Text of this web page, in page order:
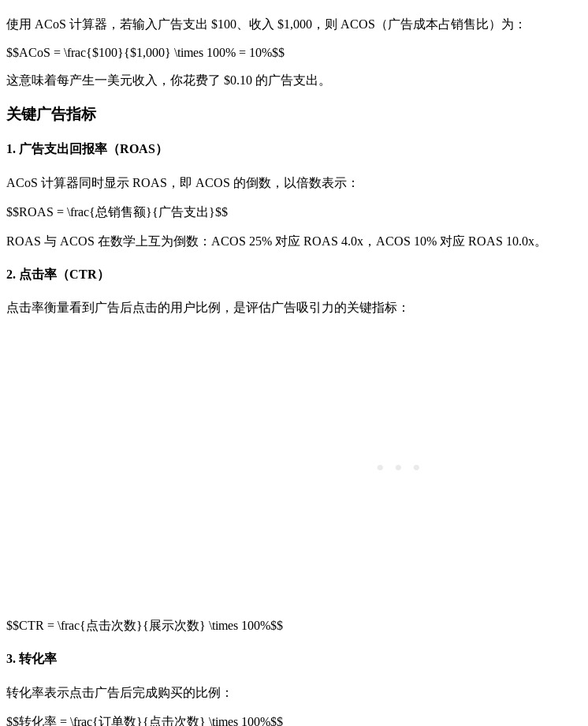
使用 ACoS 计算器，若输入广告支出 $100、收入 $1,000，则 ACOS（广告成本占销售比）为：
$$ACoS = \frac{$100}{$1,000} \times 100% = 10%$$
这意味着每产生一美元收入，你花费了 $0.10 的广告支出。
关键广告指标
1. 广告支出回报率（ROAS）
ACoS 计算器同时显示 ROAS，即 ACOS 的倒数，以倍数表示：
$$ROAS = \frac{总销售额}{广告支出}$$
ROAS 与 ACOS 在数学上互为倒数：ACOS 25% 对应 ROAS 4.0x，ACOS 10% 对应 ROAS 10.0x。
2. 点击率（CTR）
点击率衡量看到广告后点击的用户比例，是评估广告吸引力的关键指标：
$$CTR = \frac{点击次数}{展示次数} \times 100%$$
3. 转化率
转化率表示点击广告后完成购买的比例：
$$转化率 = \frac{订单数}{点击次数} \times 100%$$